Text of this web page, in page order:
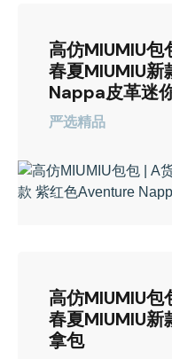
高仿MIUMIU
春夏MIUMIU
Nappa皮革迷
严选精品
高仿MIUMIU
春夏MIUMIU
拿包